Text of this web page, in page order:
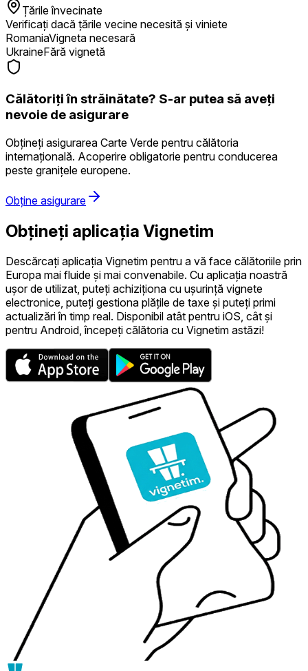
Țările învecinate
Verificați dacă țările vecine necesită și viniete
RomaniaVigneta necesară
UkraineFără vignetă
Călătoriți în străinătate? S-ar putea să aveți
nevoie de asigurare
Obțineți asigurarea Carte Verde pentru călătoria
internațională. Acoperire obligatorie pentru conducerea
peste granițele europene.
Obține asigurare
Obțineți aplicația Vignetim
Descărcați aplicația Vignetim pentru a vă face călătoriile prin
Europa mai fluide și mai convenabile. Cu aplicația noastră
ușor de utilizat, puteți achiziționa cu ușurință vignete
electronice, puteți gestiona plățile de taxe și puteți primi
actualizări în timp real. Disponibil atât pentru iOS, cât și
pentru Android, începeți călătoria cu Vignetim astăzi!